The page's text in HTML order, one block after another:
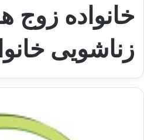
خانواده زوج
زناشویی